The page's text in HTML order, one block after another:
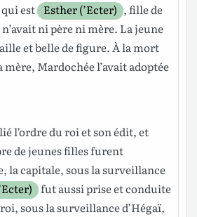
est Esther (’Ecter) ,fillede
nipèrenimère. La jeune
etbelledefigure. À lamort
mère, Mardochéel’avaitadoptée
l’ordreduroiet sonédit, et
de jeunesfillesfurent
, lacapitale, sous lasurveillance
fut aussipriseet conduite
roi, sous lasurveillanced’Hégaï,